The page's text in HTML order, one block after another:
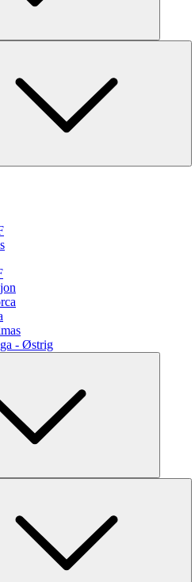
- Østrig